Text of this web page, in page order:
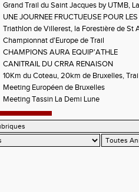
Grand Trail du Saint Jacques by UTMB,
d'Andrézieux-Bouthéon
UNE JOURNEE FRUCTUEUSE POUR
CHAMPIONNATS DE LA LOIRE A
Triathlon de Villerest, la Forestière de St
Circuit de la Sure, Tour du Pays Roannais
Championnat d'Europe de Trail
CHAMPIONS AURA EQUIP'ATHLE
CANITRAIL DU CRRA RENAISON
10Km du Coteau, 20km de Bruxelles,
Pilatrail
Meeting Européen de Bruxelles
Meeting Tassin La Demi Lune